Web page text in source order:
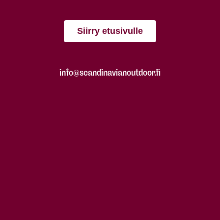
Siirry etusivulle
info@scandinavianoutdoor.fi